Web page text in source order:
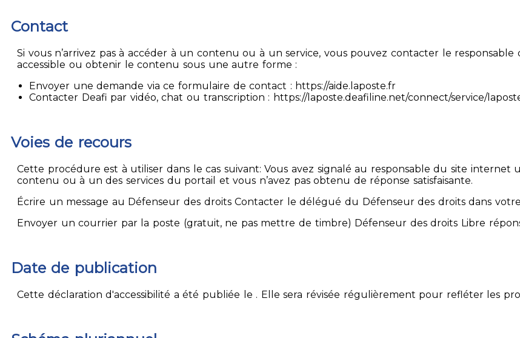
Contact
Si vous n’arrivez pas à accéder à un contenu ou à un service, vous pouvez contacter le
accessible ou obtenir le contenu sous une autre forme :
Envoyer une demande via ce formulaire de contact : https://aide.laposte.fr
Contacter Deafi par vidéo, chat ou transcription : https://laposte.deafiline.net/connect/service/
Voies de recours
Cette procédure est à utiliser dans le cas suivant: Vous avez signalé au responsable du site internet
contenu ou à un des services du portail et vous n’avez pas obtenu de réponse satisfaisante.
Écrire un message au Défenseur des droits Contacter le délégué du Défenseur des droits dans
Envoyer un courrier par la poste (gratuit, ne pas mettre de timbre) Défenseur des droits Libre
Date de publication
Cette déclaration d'accessibilité a été publiée le . Elle sera révisée régulièrement pour refléter les